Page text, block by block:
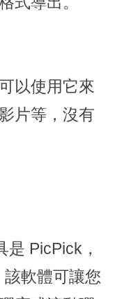
以使用它來
片等，沒有
PicPick，
軟體可讓您